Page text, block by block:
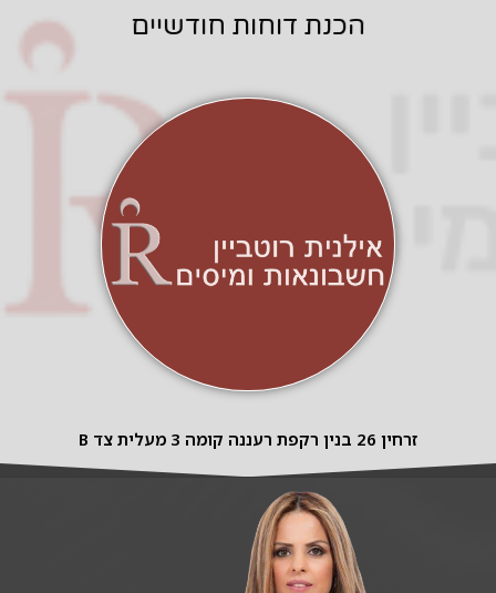
הכנת דוחות חודשיים
זרחין 26 בנין רקפת רעננה קומה 3 מעלית צד B